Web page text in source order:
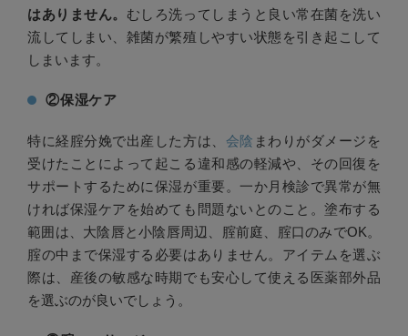
はありません。 むしろ洗ってしまうと良い常在菌を洗い
流してしまい、雑菌が繁殖しやすい状態を引き起こして
しまいます。
②保湿ケア
特に経腟分娩で出産した方は、 会陰 まわりがダメージを
受けたことによって起こる違和感の軽減や、その回復を
サポートするために保湿が重要。一か月検診で異常が無
ければ保湿ケアを始めても問題ないとのこと。塗布する
範囲は、大陰唇と小陰唇周辺、腟前庭、腟口のみでOK。
腟の中まで保湿する必要はありません。アイテムを選ぶ
際は、産後の敏感な時期でも安心して使える医薬部外品
を選ぶのが良いでしょう。